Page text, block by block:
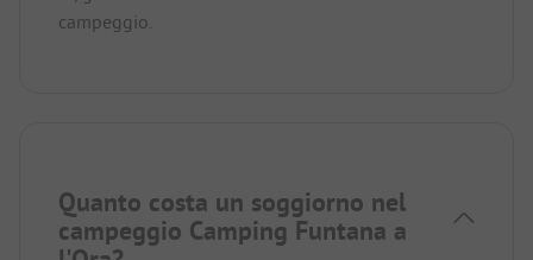
campeggio.
Quanto costa un soggiorno nel
campeggio Camping Funtana a